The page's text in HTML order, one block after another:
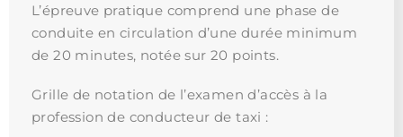
L’épreuve pratique comprend une phase de
conduite en circulation d’une durée minimum
de 20 minutes, notée sur 20 points.
Grille de notation de l’examen d’accès à la
profession de conducteur de taxi :